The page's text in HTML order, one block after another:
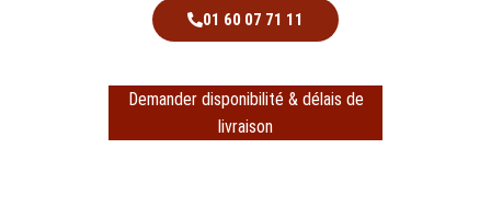
01 60 07 71 11
Demander disponibilité & délais de
livraison